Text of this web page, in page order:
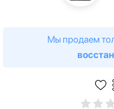
Мы продаем